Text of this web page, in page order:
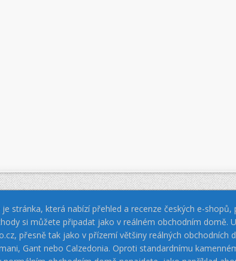
stránka, která nabízí přehled a recenze českých e-
si můžete připadat jako v reálném obchodním
přesně tak jako v přízemí většiny reálných
Gant nebo Calzedonia. Oproti standardnímu